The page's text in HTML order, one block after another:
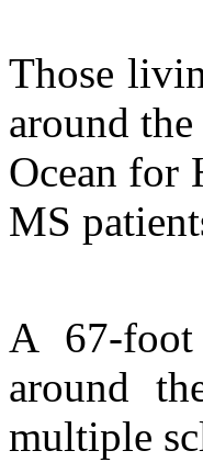
Those
around
Ocean for
MS
A 67-
around
multiple